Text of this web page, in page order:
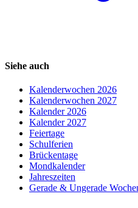
Siehe auch
Kalenderwochen 2026
Kalenderwochen 2027
Kalender 2026
Kalender 2027
Feiertage
Schulferien
Brückentage
Mondkalender
Jahreszeiten
Gerade & Ungerade